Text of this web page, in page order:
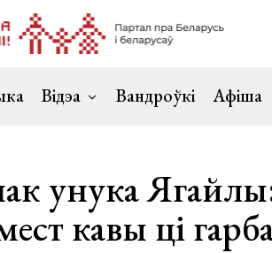
Відэа Вандроўкі Афіша
унука
кавы ці